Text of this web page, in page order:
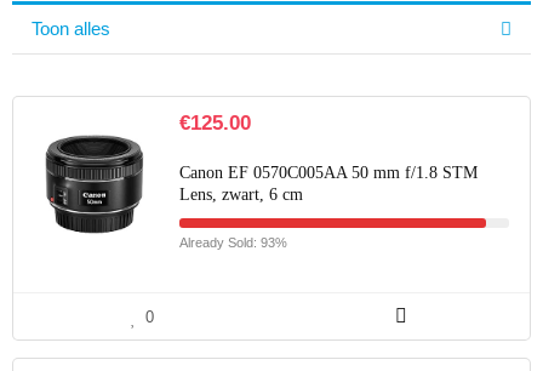
Toon alles
€125.00
Canon EF 0570C005AA 50 mm f/1.8 STM
Lens, zwart, 6 cm
Already Sold: 93%
0